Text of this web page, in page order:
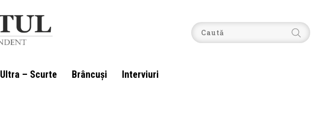
Ultra – Scurte Brâncuşi Interviuri